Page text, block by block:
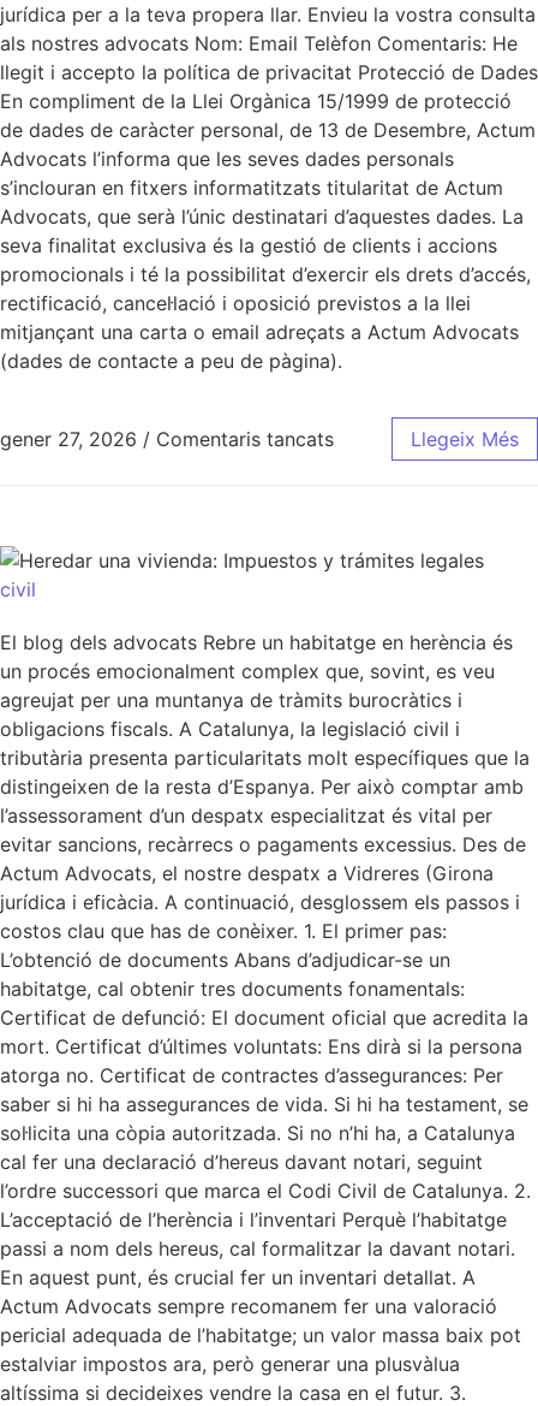
jurídica per a la teva propera llar. Envieu la vostra consulta
als nostres advocats Nom: Email Telèfon Comentaris: He
llegit i accepto la política de privacitat Protecció de Dades
En compliment de la Llei Orgànica 15/1999 de protecció
de dades de caràcter personal, de 13 de Desembre, Actum
Advocats l’informa que les seves dades personals
s’inclouran en fitxers informatitzats titularitat de Actum
Advocats, que serà l’únic destinatari d’aquestes dades. La
seva finalitat exclusiva és la gestió de clients i accions
promocionals i té la possibilitat d’exercir els drets d’accés,
rectificació, cancel·lació i oposició previstos a la llei
mitjançant una carta o email adreçats a Actum Advocats
(dades de contacte a peu de pàgina).
gener 27, 2026 / Comentaris tancats Llegeix Més
civil
El blog dels advocats Rebre un habitatge en herència és
un procés emocionalment complex que, sovint, es veu
agreujat per una muntanya de tràmits burocràtics i
obligacions fiscals. A Catalunya, la legislació civil i
tributària presenta particularitats molt específiques que la
distingeixen de la resta d’Espanya. Per això comptar amb
l’assessorament d’un despatx especialitzat és vital per
evitar sancions, recàrrecs o pagaments excessius. Des de
Actum Advocats, el nostre despatx a Vidreres (Girona
jurídica i eficàcia. A continuació, desglossem els passos i
costos clau que has de conèixer. 1. El primer pas:
L’obtenció de documents Abans d’adjudicar-se un
habitatge, cal obtenir tres documents fonamentals:
Certificat de defunció: El document oficial que acredita la
mort. Certificat d’últimes voluntats: Ens dirà si la persona
atorga no. Certificat de contractes d’assegurances: Per
saber si hi ha assegurances de vida. Si hi ha testament, se
sol·licita una còpia autoritzada. Si no n’hi ha, a Catalunya
cal fer una declaració d’hereus davant notari, seguint
l’ordre successori que marca el Codi Civil de Catalunya. 2.
L’acceptació de l’herència i l’inventari Perquè l’habitatge
passi a nom dels hereus, cal formalitzar la davant notari.
En aquest punt, és crucial fer un inventari detallat. A
Actum Advocats sempre recomanem fer una valoració
pericial adequada de l’habitatge; un valor massa baix pot
estalviar impostos ara, però generar una plusvàlua
altíssima si decideixes vendre la casa en el futur. 3.